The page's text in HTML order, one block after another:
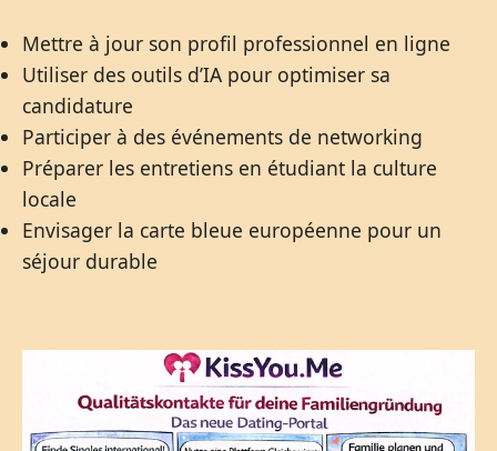
Mettre à jour son profil professionnel en ligne
Utiliser des outils d’IA pour optimiser sa
candidature
Participer à des événements de networking
Préparer les entretiens en étudiant la culture
locale
Envisager la carte bleue européenne pour un
séjour durable